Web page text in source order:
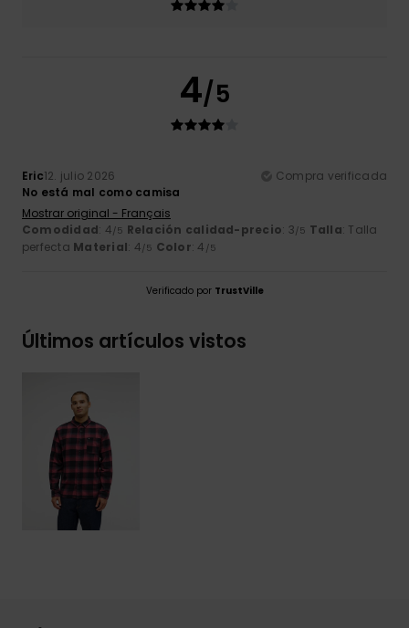
4/5
Eric12. julio 2026
Compra verificada
No está mal como camisa
Mostrar original - Français
Comodidad: 4/5 Relación calidad-precio: 3/5 Talla: Talla
perfecta Material: 4/5 Color: 4 /5
Verificado por TrustVille
Últimos artículos vistos